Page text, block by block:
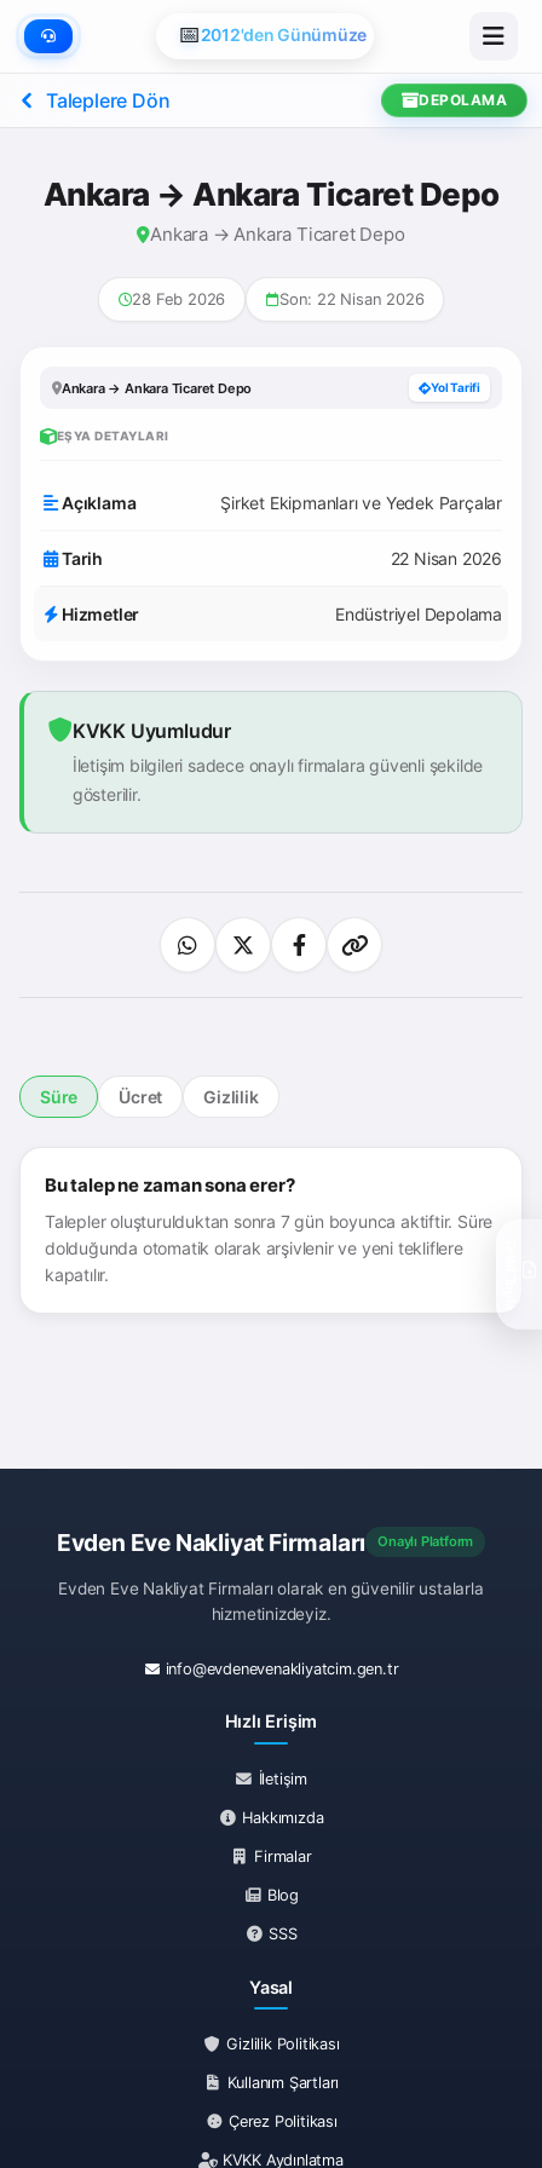
📅2012'den Günümüze
Taleplere Dön DEPOLAMA
Ankara → Ankara Ticaret Depo
Ankara → Ankara Ticaret Depo
28 Feb 2026 Son: 22 Nisan 2026
Ankara → Ankara Ticaret Depo Yol Tarifi
EŞYA DETAYLARI
Açıklama Şirket Ekipmanları ve Yedek Parçalar
Tarih 22 Nisan 2026
Hizmetler Endüstriyel Depolama
KVKK Uyumludur
İletişim bilgileri sadece onaylı firmalara güvenli şekilde
gösterilir.
Süre Ücret Gizlilik
Bu talep ne zaman sona erer?
Talepler oluşturulduktan sonra 7 gün boyunca aktiftir. Süre
dolduğunda otomatik olarak arşivlenir ve yeni tekliflere
kapatılır.
Evden Eve Nakliyat Firmaları Onaylı Platform
Evden Eve Nakliyat Firmaları olarak en güvenilir ustalarla
hizmetinizdeyiz.
info@evdenevenakliyatcim.gen.tr
Hızlı Erişim
İletişim
Hakkımızda
Firmalar
Blog
SSS
Yasal
Gizlilik Politikası
Kullanım Şartları
Çerez Politikası
KVKK Aydınlatma